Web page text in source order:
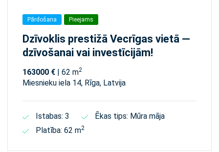
Pārdošana Pieejams
Dzīvoklis prestižā Vecrīgas vietā —
dzīvošanai vai investīcijām!
163000 € | 62 m2
Miesnieku iela 14, Rīga, Latvija
Istabas: 3
Ēkas tips: Mūra māja
Platība: 62 m2